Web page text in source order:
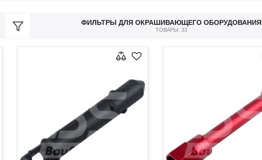
ФИЛЬТРЫ ДЛЯ ОКРАШИВАЮЩЕГО ОБОРУДОВАНИЯ
ТОВАРЫ: 33